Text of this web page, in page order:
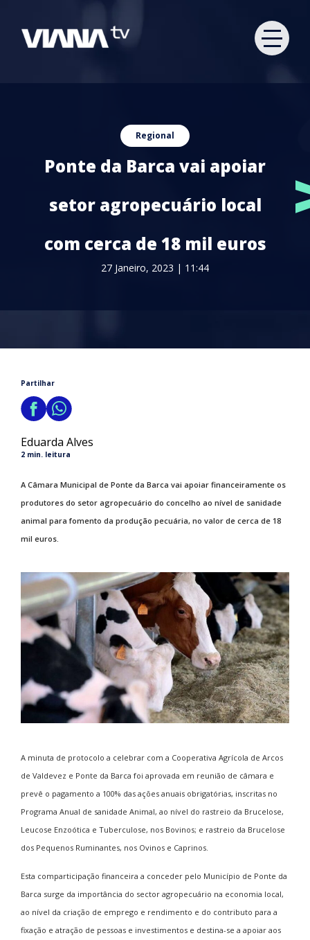
Regional
Ponte da Barca vai apoiar
setor agropecuário local
com cerca de 18 mil euros
27 Janeiro, 2023 | 11:44
Partilhar
Eduarda Alves
2 min. leitura
A Câmara Municipal de Ponte da Barca vai apoiar financeiramente os
produtores do setor agropecuário do concelho ao nível de sanidade
animal para fomento da produção pecuária, no valor de cerca de 18
mil euros.
A minuta de protocolo a celebrar com a Cooperativa Agrícola de Arcos
de Valdevez e Ponte da Barca foi aprovada em reunião de câmara e
prevê o pagamento a 100% das ações anuais obrigatórias, inscritas no
Programa Anual de sanidade Animal, ao nível do rastreio da Brucelose,
Leucose Enzoótica e Tuberculose, nos Bovinos; e rastreio da Brucelose
dos Pequenos Ruminantes, nos Ovinos e Caprinos.
Esta comparticipação financeira a conceder pelo Município de Ponte da
Barca surge da importância do sector agropecuário na economia local,
ao nível da criação de emprego e rendimento e do contributo para a
fixação e atração de pessoas e investimentos e destina-se a apoiar aos